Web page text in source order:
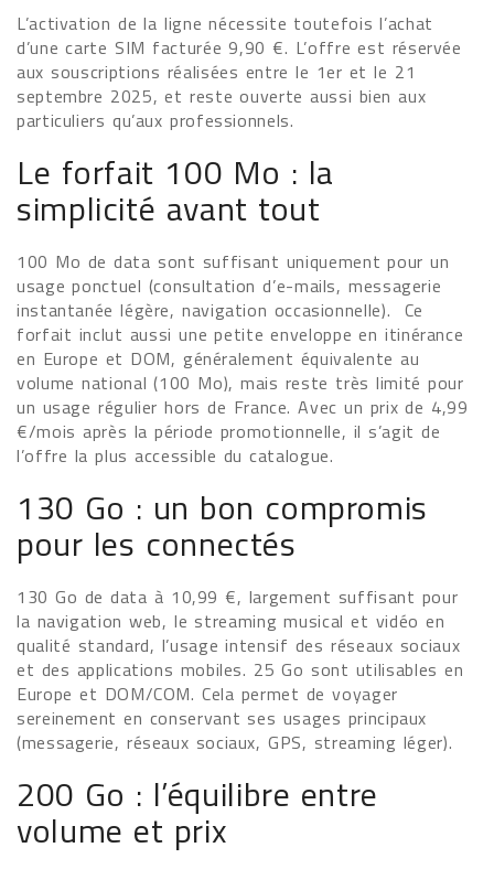
L’activation de la ligne nécessite toutefois l’achat
d’une carte SIM facturée 9,90 €. L’offre est réservée
aux souscriptions réalisées entre le 1er et le 21
septembre 2025, et reste ouverte aussi bien aux
particuliers qu’aux professionnels.
Le forfait 100 Mo : la
simplicité avant tout
100 Mo de data sont suffisant uniquement pour un
usage ponctuel (consultation d’e-mails, messagerie
instantanée légère, navigation occasionnelle). Ce
forfait inclut aussi une petite enveloppe en itinérance
en Europe et DOM, généralement équivalente au
volume national (100 Mo), mais reste très limité pour
un usage régulier hors de France. Avec un prix de 4,99
€/mois après la période promotionnelle, il s’agit de
l’offre la plus accessible du catalogue.
130 Go : un bon compromis
pour les connectés
130 Go de data à 10,99 €, largement suffisant pour
la navigation web, le streaming musical et vidéo en
qualité standard, l’usage intensif des réseaux sociaux
et des applications mobiles. 25 Go sont utilisables en
Europe et DOM/COM. Cela permet de voyager
sereinement en conservant ses usages principaux
(messagerie, réseaux sociaux, GPS, streaming léger).
200 Go : l’équilibre entre
volume et prix